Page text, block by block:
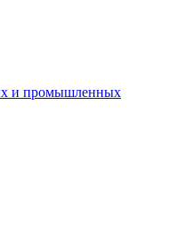
и промышленных